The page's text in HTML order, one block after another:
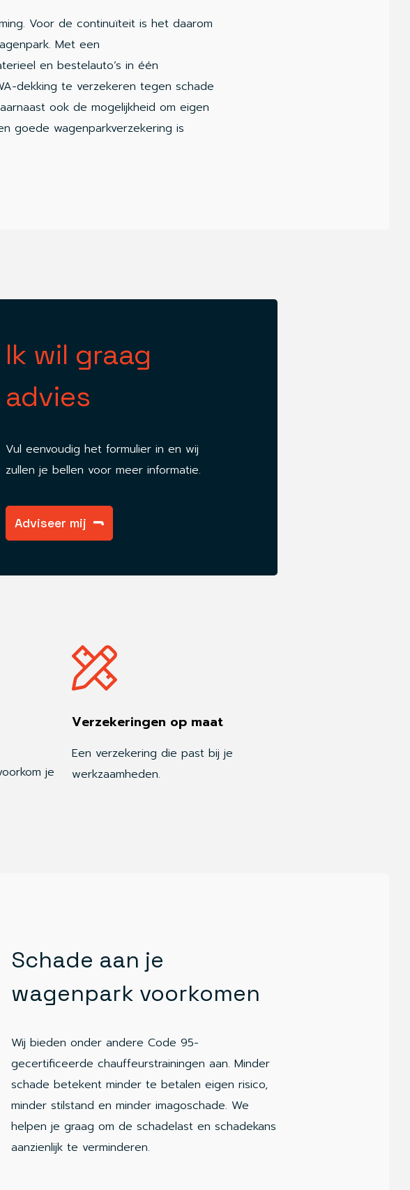
Voor de continuïteit is het daarom
Met een
en bestelauto’s in één
dekking te verzekeren tegen schade
ook de mogelijkheid om eigen
goede wagenparkverzekering is
Ik wil graag
advies
Vul eenvoudig het formulier in en wij
zullen je bellen voor meer informatie.
Adviseer mij
je
Verzekeringen op maat
Een verzekering die past bij je
werkzaamheden.
Schade aan je
wagenpark voorkomen
Wij bieden onder andere Code 95-
gecertificeerde chauffeurstrainingen aan. Minder
schade betekent minder te betalen eigen risico,
minder stilstand en minder imagoschade. We
helpen je graag om de schadelast en schadekans
aanzienlijk te verminderen.